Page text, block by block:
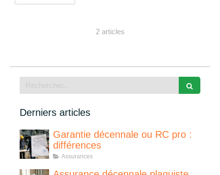
2 articles
Derniers articles
Garantie décennale ou RC pro :
différences
Assurances